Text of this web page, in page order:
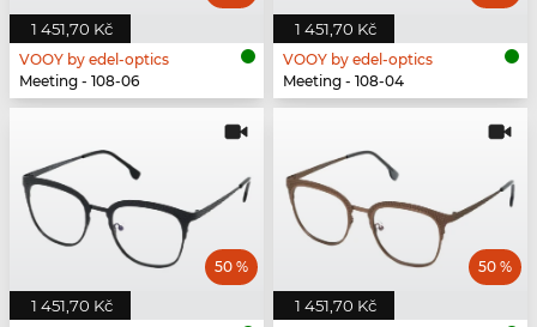
1 451,70 Kč
VOOY by edel-optics
Meeting - 108-06
1 451,70 Kč
VOOY by edel-optics
Meeting - 108-04
1 451,70 Kč
50 %
1 451,70 Kč
50 %